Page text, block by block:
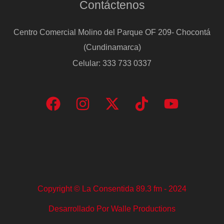
Contáctenos
Centro Comercial Molino del Parque OF 209- Chocontá
(Cundinamarca)
Celular: 333 733 0337
Copyright © La Consentida 89.3 fm - 2024
Desarrollado Por Walle Productions